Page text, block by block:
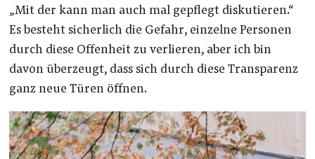
„Mit der kann man auch mal gepflegt diskutieren.“
Es besteht sicherlich die Gefahr, einzelne Personen
durch diese Offenheit zu verlieren, aber ich bin
davon überzeugt, dass sich durch diese Transparenz
ganz neue Türen öffnen.